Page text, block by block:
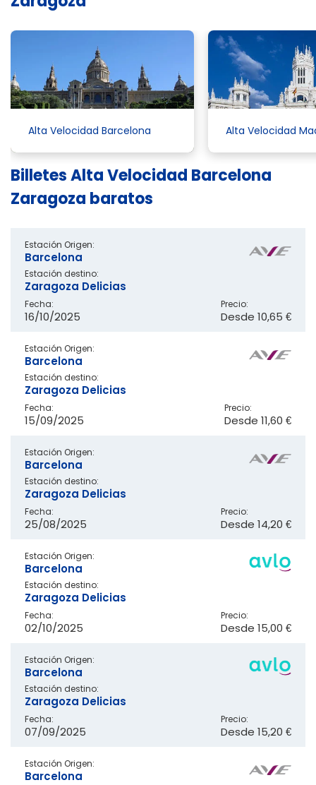
Alta Velocidad Barcelona Alta Velocidad
Billetes Alta Velocidad Barcelona
Zaragoza baratos
Estación Origen:
Barcelona
Estación destino:
Zaragoza Delicias
Fecha:
16/10/2025
Precio:
Desde 10,65 €
Estación Origen:
Barcelona
Estación destino:
Zaragoza Delicias
Fecha:
15/09/2025
Precio:
Desde 11,60 €
Estación Origen:
Barcelona
Estación destino:
Zaragoza Delicias
Fecha:
25/08/2025
Precio:
Desde 14,20 €
Estación Origen:
Barcelona
Estación destino:
Zaragoza Delicias
Fecha:
02/10/2025
Precio:
Desde 15,00 €
Estación Origen:
Barcelona
Estación destino:
Zaragoza Delicias
Fecha:
07/09/2025
Precio:
Desde 15,20 €
Estación Origen:
Barcelona